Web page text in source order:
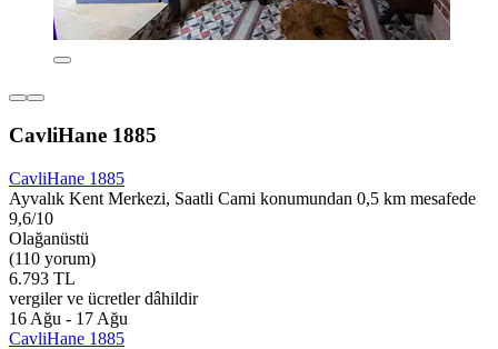
CavliHane 1885
CavliHane 1885
Ayvalık Kent Merkezi, Saatli Cami konumundan 0,5 km mesafede
9,6/10
Olağanüstü
(110 yorum)
6.793 TL
vergiler ve ücretler dâhildir
16 Ağu - 17 Ağu
CavliHane 1885